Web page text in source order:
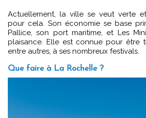
Actuellement, la ville se veut verte
pour cela. Son économie se base
Pallice, son port maritime, et Les
plaisance. Elle est connue pour être
entre autres, à ses nombreux festivals.
Que faire à La Rochelle ?